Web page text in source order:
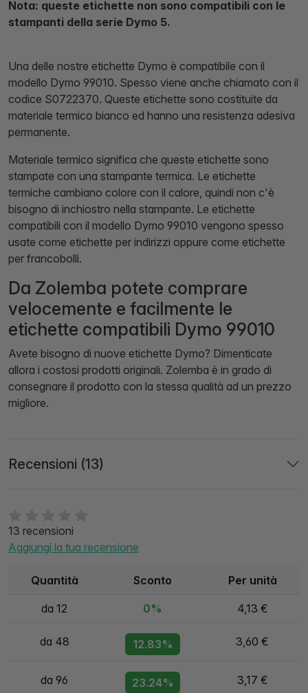
13 recensioni
Aggiungi la tua recensione
Quantità Sconto Per unità
da 12 0% 4,13 €
da 48 12.83% 3,60 €
da 96 23.24% 3,17 €
Nota: queste etichette non sono compatibili con le
stampanti della serie Dymo 5.
Una delle nostre etichette Dymo è compatibile con il
modello Dymo 99010. Spesso viene anche chiamato con il
codice S0722370. Queste etichette sono costituite da
materiale termico bianco ed hanno una resistenza adesiva
permanente.
Materiale termico significa che queste etichette sono
stampate con una stampante termica. Le etichette
termiche cambiano colore con il calore, quindi non c'è
bisogno di inchiostro nella stampante. Le etichette
compatibili con il modello Dymo 99010 vengono spesso
usate come etichette per indirizzi oppure come etichette
per francobolli.
Da Zolemba potete comprare
velocemente e facilmente le
etichette compatibili Dymo 99010
Avete bisogno di nuove etichette Dymo? Dimenticate
allora i costosi prodotti originali. Zolemba è in grado di
consegnare il prodotto con la stessa qualità ad un prezzo
migliore.
Recensioni (13)